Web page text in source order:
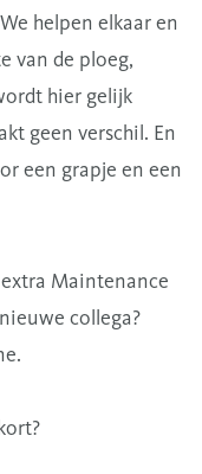
helpen elkaar en
van de ploeg,
hier gelijk
geen verschil. En
een grapje en een
Maintenance
collega?